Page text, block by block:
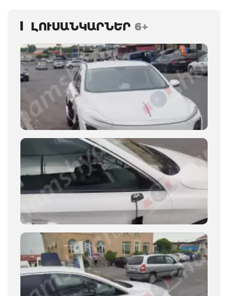
ԼՈՒՍԱՆԿԱՐՆԵՐ 6+